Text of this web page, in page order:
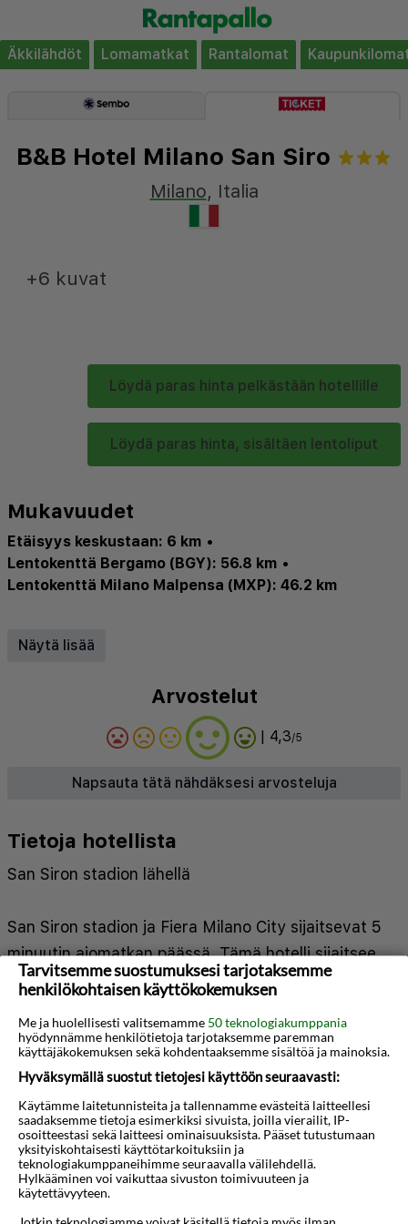
Äkkilähdöt Lomamatkat Rantalomat
B&B Hotel Milano San Siro
Milano, Italia
Löydä paras hinta pelkästään hotellille
Löydä paras hinta, sisältäen lentoliput
+6 kuvat
Mukavuudet
Etäisyys keskustaan: 6 km •
Lentokenttä Bergamo (BGY): 56.8 km •
Lentokenttä Milano Malpensa (MXP): 46.2 km
Breakfast•MultilingualStaff
Breddphissdrrcentimeter
Breddphissdrrtum
Ingentillgnglighetsanpassadtransfer•
Parkeringtillggsavgift•Varuautomat
Näytä lisää
Arvostelut
| 4,3/5
Napsauta tätä nähdäksesi arvosteluja
Tietoja hotellista
San Siron stadion lähellä
San Siron stadion ja Fiera Milano City sijaitsevat 5
minuutin ajomatkan päässä. Tämä hotelli sijaitsee
6,7 km:n päässä kohteesta Galleria Vittorio
del Duomo.
Seuraavat palvelut ovat saatavilla: ilmainen
langaton internetyhteys, concierge-palvelut ja
televisio yleisissä tiloissa.
Käytössäsi on express-sisäänkirjautuminen,
express-uloskirjautuminen ja ympäri vuorokauden
Näytä lisää
Kartta
Tarvitsemme suostumuksesi tarjotaksemme
henkilökohtaisen käyttökokemuksen
Me ja huolellisesti valitsemamme 50 teknologiakumppania
hyödynnämme henkilötietoja tarjotaksemme paremman
käyttäjäkokemuksen sekä kohdentaaksemme sisältöä ja mainoksia.
Hyväksymällä suostut tietojesi käyttöön seuraavasti:
Käytämme laitetunnisteita ja tallennamme evästeitä laitteellesi
saadaksemme tietoja esimerkiksi sivuista, joilla vierailit, IP-
osoitteestasi sekä laitteesi ominaisuuksista. Pääset tutustumaan
yksityiskohtaisesti käyttötarkoituksiin ja
teknologiakumppaneihimme seuraavalla välilehdellä.
Hylkääminen voi vaikuttaa sivuston toimivuuteen ja
käytettävyyteen.